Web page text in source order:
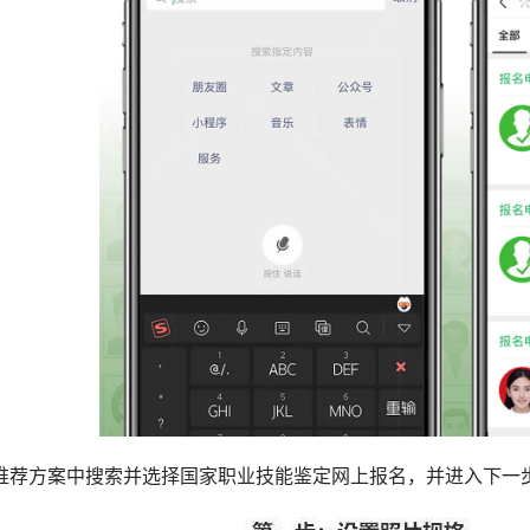
荐方案中搜索并选择国家职业技能鉴定网上报名，并进入下一